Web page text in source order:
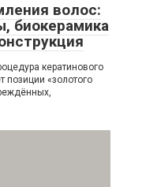
волос:
биокерамика
кератинового
«золотого